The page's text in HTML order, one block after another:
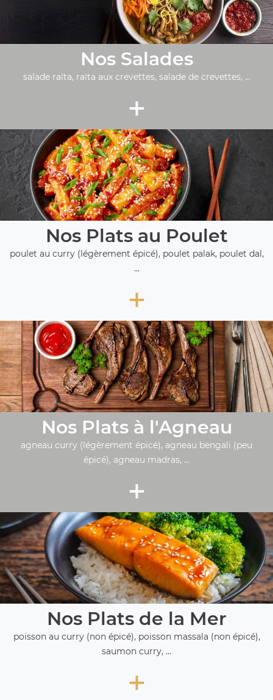
Nos Salades
salade raïta, raïta aux crevettes, salade de crevettes, ...
+
Nos Plats au Poulet
poulet au curry (légèrement épicé), poulet palak, poulet dal,
...
+
Nos Plats à l'Agneau
agneau curry (légèrement épicé), agneau bengali (peu
épicé), agneau madras, ...
+
Nos Plats de la Mer
poisson au curry (non épicé), poisson massala (non épicé),
saumon curry, ...
+